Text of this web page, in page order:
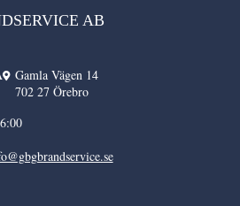
AB
Gamla Vägen 14
702 27 Örebro